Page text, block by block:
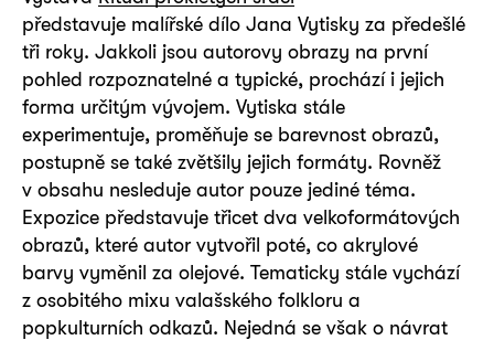
představuje malířské dílo Jana Vytisky za předešlé
tři roky. Jakkoli jsou autorovy obrazy na první
pohled rozpoznatelné a typické, prochází i jejich
forma určitým vývojem. Vytiska stále
experimentuje, proměňuje se barevnost obrazů,
postupně se také zvětšily jejich formáty. Rovněž
v obsahu nesleduje autor pouze jediné téma.
Expozice představuje třicet dva velkoformátových
obrazů, které autor vytvořil poté, co akrylové
barvy vyměnil za olejové. Tematicky stále vychází
z osobitého mixu valašského folkloru a
popkulturních odkazů. Nejedná se však o návrat